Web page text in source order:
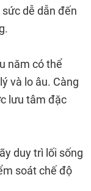
dễ dẫn đến
năm có thể
và lo âu. Càng
lưu tâm đặc
duy trì lối sống
soát chế độ